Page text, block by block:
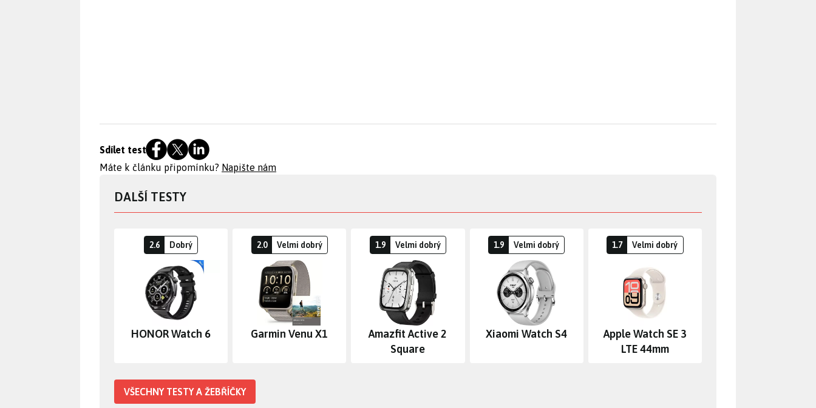
Sdílet test
Máte k článku připomínku? Napište nám
DALŠÍ TESTY
2.6 Dobrý
HONOR Watch 6
2.0 Velmi dobrý
Garmin Venu X1
1.9 Velmi dobrý
Amazfit Active 2
Square
1.9 Velmi dobrý
Xiaomi Watch S4
1.7 Velmi dobrý
Apple Watch SE 3
LTE 44mm
VŠECHNY TESTY A ŽEBŘÍČKY